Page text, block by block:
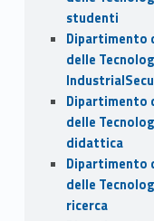
studenti
Dipartimento
delle
Dipartimento
delle
didattica
Dipartimento
delle
ricerca